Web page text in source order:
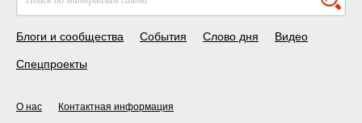
Блоги и сообщества События Слово дня Видео
Спецпроекты
О нас Контактная информация